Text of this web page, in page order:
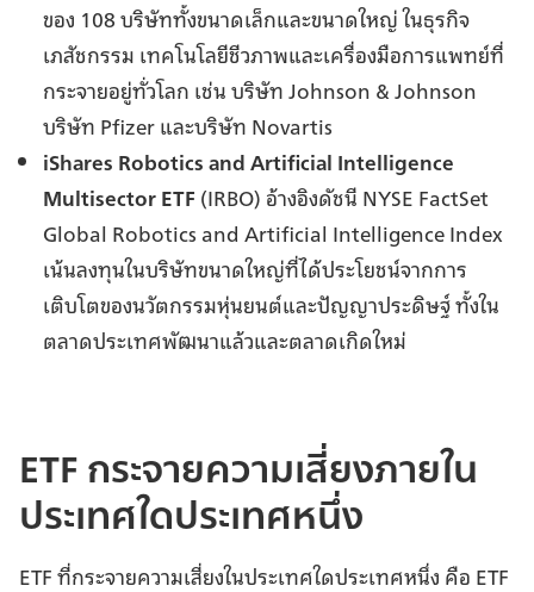
ของ 108 บริษัททั้งขนาดเล็กและขนาดใหญ่ ในธุรกิจ
เภสัชกรรม เทคโนโลยีชีวภาพและเครื่องมือการแพทย์ที่
กระจายอยู่ทั่วโลก เช่น บริษัท Johnson & Johnson
บริษัท Pfizer และบริษัท Novartis
iShares Robotics and Artificial Intelligence
Multisector ETF (IRBO) อ้างอิงดัชนี NYSE FactSet
Global Robotics and Artificial Intelligence Index
เน้นลงทุนในบริษัทขนาดใหญ่ที่ได้ประโยชน์จากการ
เติบโตของนวัตกรรมหุ่นยนต์และปัญญาประดิษฐ์ ทั้งใน
ตลาดประเทศพัฒนาแล้วและตลาดเกิดใหม่
ETF กระจายความเสี่ยงภายใน
ประเทศใดประเทศหนึ่ง
ETF ที่กระจายความเสี่ยงในประเทศใดประเทศหนึ่ง คือ ETF